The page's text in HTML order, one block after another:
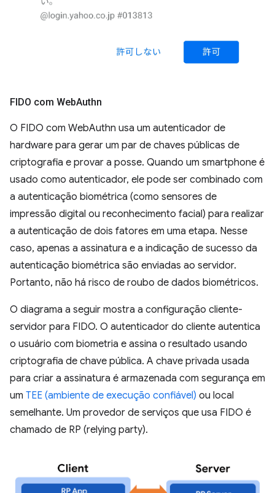
FIDO com WebAuthn
O FIDO com WebAuthn usa um autenticador de
hardware para gerar um par de chaves públicas de
criptografia e provar a posse. Quando um smartphone é
usado como autenticador, ele pode ser combinado com
a autenticação biométrica (como sensores de
impressão digital ou reconhecimento facial) para realizar
a autenticação de dois fatores em uma etapa. Nesse
caso, apenas a assinatura e a indicação de sucesso da
autenticação biométrica são enviadas ao servidor.
Portanto, não há risco de roubo de dados biométricos.
O diagrama a seguir mostra a configuração cliente-
servidor para FIDO. O autenticador do cliente autentica
o usuário com biometria e assina o resultado usando
criptografia de chave pública. A chave privada usada
para criar a assinatura é armazenada com segurança em
um TEE (ambiente de execução confiável) ou local
semelhante. Um provedor de serviços que usa FIDO é
chamado de RP (relying party).